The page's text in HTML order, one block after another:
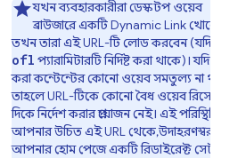
যখন ব্যবহারকারীরা ডেস্কটপ ওয়েব
ব্রাউজারে একটিDynamic Linkখোলেন,
তখন তারা এই URL-টি লোড করবেন (যদি না
ofl প্যারামিটারটি নির্দিষ্ট করা থাকে)। যদি লিঙ্ক
করা কন্টেন্টের কোনো ওয়েব সমতুল্য না থাকে,
তাহলে URL-টিকে কোনো বৈধ ওয়েব রিসোর্সের
দিকে নির্দেশ করার প্রয়োজন নেই। এই পরিস্থিতিতে,
আপনার উচিত এই URL থেকে, উদাহরণস্বরূপ,
আপনার হোম পেজে একটি রিডাইরেক্ট সেট